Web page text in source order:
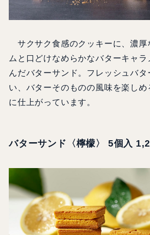
サクサク食感のクッキーに、濃厚
ムと口どけなめらかなバターキャ
んだバターサンド。フレッシュバ
い、バターそのものの風味を楽し
に仕上がっています。
バターサンド〈檸檬〉 5個入